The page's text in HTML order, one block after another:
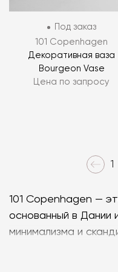
Под заказ
101 Copenhagen
Декоративная ваза
Bourgeon Vase
Цена по запросу
1
101 Copenhagen —
основанный в
минимализма и
Copenhagen